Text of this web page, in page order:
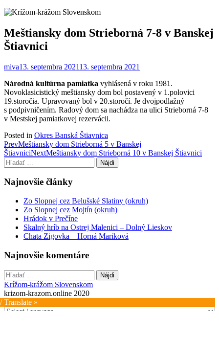
Meštiansky dom Strieborná 7-8 v Banskej
Štiavnici
miva13. septembra 202113. septembra 2021
Národná kultúrna pamiatka vyhlásená v roku 1981.
Novoklasicistický meštiansky dom bol postavený v 1.polovici
19.storočia. Upravovaný bol v 20.storočí. Je dvojpodlažný
s podpivničením. Radový dom sa nachádza na ulici Strieborná 7-8
v Mestskej pamiatkovej rezervácii.
Posted in Okres Banská Štiavnica
Post
navigation
PrevMeštiansky dom Strieborná 5 v Banskej
ŠtiavniciNextMeštiansky dom Strieborná 10 v Banskej Štiavnici
Hľadať:
Najnovšie články
Zo Slopnej cez Belušské Slatiny (okruh)
Zo Slopnej cez Mojtín (okruh)
Hrádok v Prečíne
Skalný hríb na Ostrej Malenici – Dolný Lieskov
Chata Zigovka – Horná Mariková
Najnovšie komentáre
Hľadať:
Krížom-krážom Slovenskom
krizom-krazom.online 2020
Translate »